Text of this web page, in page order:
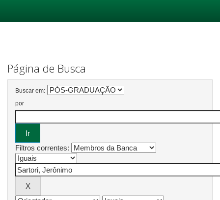
Página de Busca
Buscar em:
por
Filtros correntes: